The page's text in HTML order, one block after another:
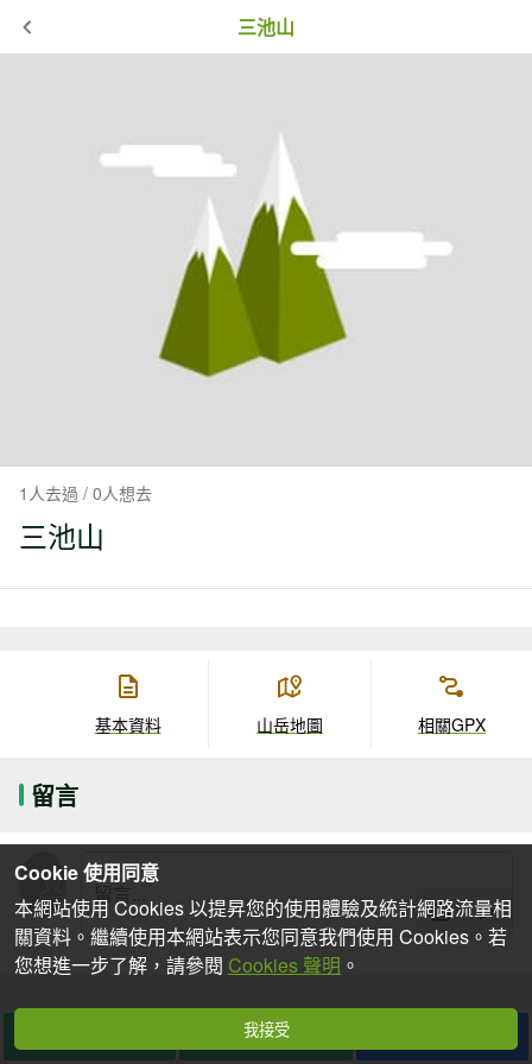
三池山
1人去過 / 0人想去
三池山
基本資料 山岳地圖 相關GPX
留言
去過
Cookie 使用同意
本網站使用 Cookies 以提昇您的使用體驗及統計網路流量相
關資料。繼續使用本網站表示您同意我們使用 Cookies。若
您想進一步了解，請參閱 Cookies 聲明 。
我接受